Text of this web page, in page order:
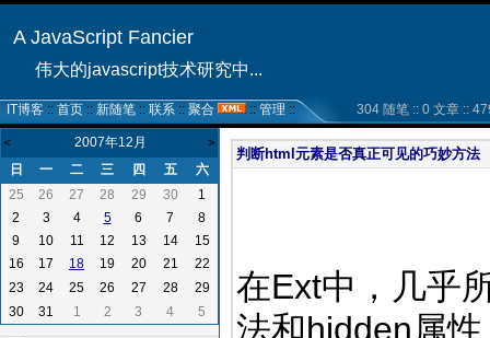
A JavaScript Fancier
伟大的javascript技术研究中...
IT博客 :: 首页 :: 新随笔 :: 联系 :: 聚合 :: 管理 :: 304 随笔 :: 0 文章 ::
< 2007年12月 >
日 一 二 三 四 五
六
25
26 27 28 29 30
1
2
3 4 5 6 7
8
9
10 11 12 13 14
15
16
17 18 19 20 21
22
23
24 25 26 27 28
29
30
31 1 2 3 4 5
判断html元素是否真正可见的巧妙方法
在Ext中，几乎
法和hidden属